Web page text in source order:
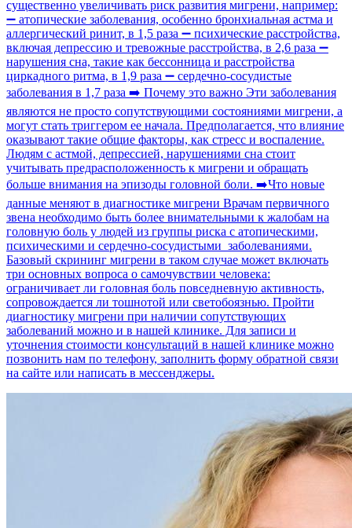
существенно увеличивать риск развития мигрени, например:
➖ атопические заболевания, особенно бронхиальная астма и
аллергический ринит, в 1,5 раза ➖ психические расстройства,
включая депрессию и тревожные расстройства, в 2,6 раза ➖
нарушения сна, такие как бессонница и расстройства
циркадного ритма, в 1,9 раза ➖ сердечно-сосудистые
заболевания в 1,7 раза ➡️ Почему это важно Эти заболевания
являются не просто сопутствующими состояниями мигрени, а
могут стать триггером ее начала. Предполагается, что влияние
оказывают такие общие факторы, как стресс и воспаление.
Людям с астмой, депрессией, нарушениями сна стоит
учитывать предрасположенность к мигрени и обращать
больше внимания на эпизоды головной боли. ➡️Что новые
данные меняют в диагностике мигрени Врачам первичного
звена необходимо быть более внимательными к жалобам на
головную боль у людей из группы риска с атопическими,
психическими и сердечно-сосудистыми заболеваниями.
Базовый скрининг мигрени в таком случае может включать
три основных вопроса о самочувствии человека:
ограничивает ли головная боль повседневную активность,
сопровождается ли тошнотой или светобоязнью. Пройти
диагностику мигрени при наличии сопутствующих
заболеваний можно и в нашей клинике. Для записи и
уточнения стоимости консультаций в нашей клинике можно
позвонить нам по телефону, заполнить форму обратной связи
на сайте или написать в мессенджеры.